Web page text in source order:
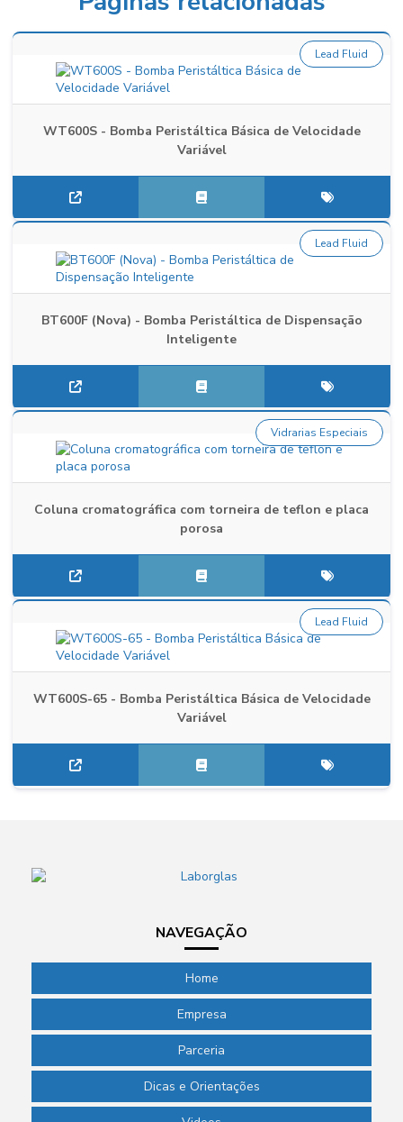
WT600S - Bomba Peristáltica Básica de Velocidade
Variável
Lead Fluid
BT600F (Nova) - Bomba Peristáltica de Dispensação
Inteligente
Lead Fluid
Coluna cromatográfica com torneira de teflon e placa
porosa
Vidrarias Especiais
WT600S-65 - Bomba Peristáltica Básica de Velocidade
Variável
Lead Fluid
NAVEGAÇÃO
Home
Empresa
Parceria
Dicas e Orientações